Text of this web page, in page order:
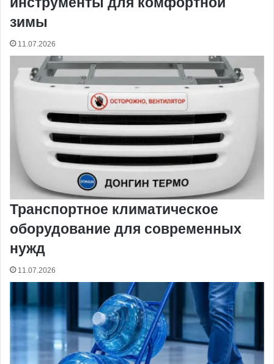
зимы
11.07.2026
Транспортное климатическое
оборудование для современных
нужд
11.07.2026